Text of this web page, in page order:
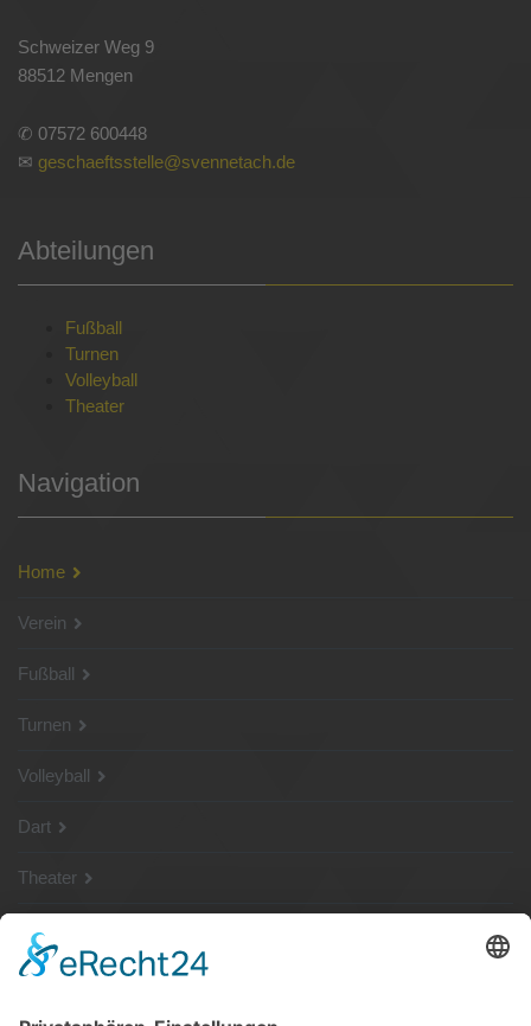
Schweizer Weg 9
88512 Mengen
✆ 07572 600448
✉ geschaeftsstelle@svennetach.de
Abteilungen
Fußball
Turnen
Volleyball
Theater
Navigation
Home
Verein
Fußball
Turnen
Volleyball
Dart
Theater
SG Shop
Sponsoren